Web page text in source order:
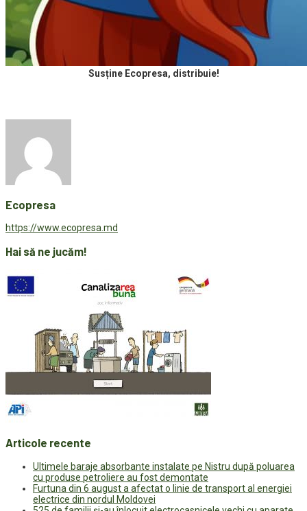
Susține Ecopresa, distribuie!
Ecopresa
https://www.ecopresa.md
Hai să ne jucăm!
Articole recente
Ultimele baraje absorbante instalate pe Nistru după poluarea
cu produse petroliere au fost demontate
Furtuna din 6 august a afectat o linie de transport al energiei
electrice din nordul Moldovei